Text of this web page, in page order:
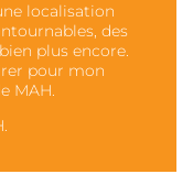
localisation
des
plus encore.
pour mon
MAH.